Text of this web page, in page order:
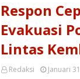
Respon
Evakuasi
Lintas
Redaksi Januari